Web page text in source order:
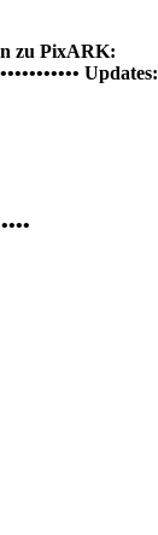
zu PixARK:
Updates: